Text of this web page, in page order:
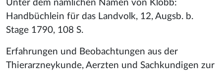
Unter dem nämlichen Namen von Klobb:
Handbüchlein für das Landvolk, 12, Augsb. b.
Stage 1790, 108 S.
Erfahrungen und Beobachtungen aus der
Thierarzneykunde, Aerzten und Sachkundigen zur